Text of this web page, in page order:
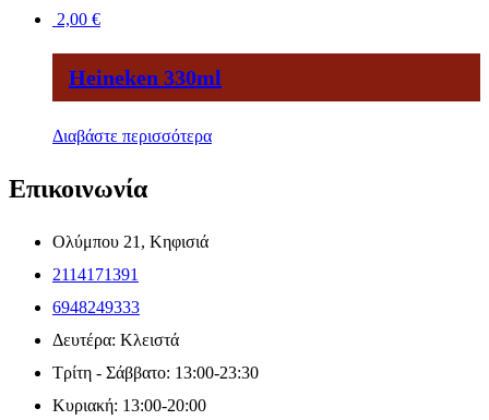
2,00 €
Heineken 330ml
Διαβάστε περισσότερα
Επικοινωνία
Ολύμπου 21, Κηφισιά
2114171391
6948249333
Δευτέρα: Κλειστά
Τρίτη - Σάββατο: 13:00-23:30
Κυριακή: 13:00-20:00